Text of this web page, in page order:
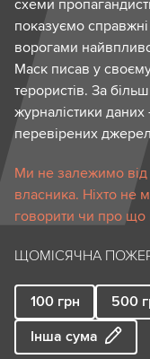
схеми
показуємо
ворогами
Маск писав у
терористів. За
журналістики даних
перевірених
Ми не залежимо від
власника. Ніхто не
говорити чи про що
ЩОМІСЯЧНА
100 грн 500
Інша сума